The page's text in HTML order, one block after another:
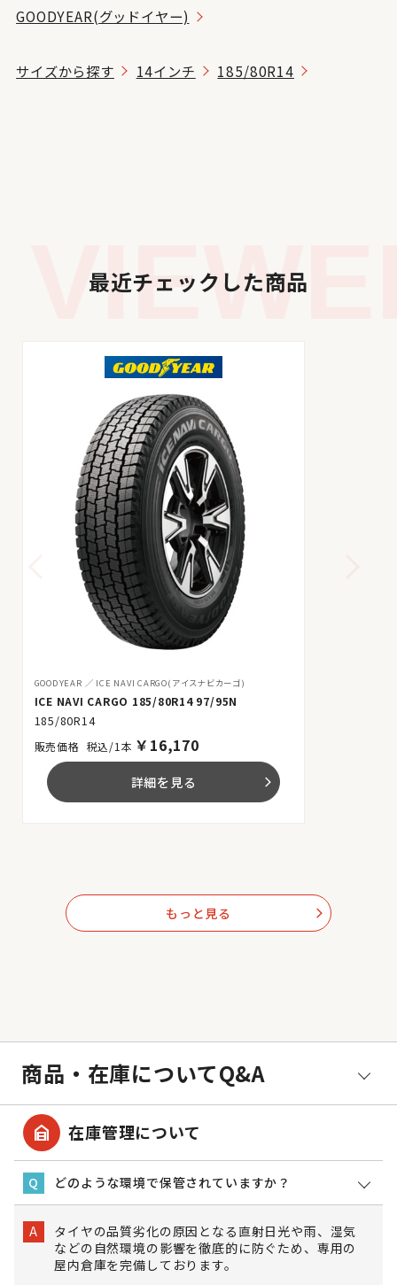
GOODYEAR(グッドイヤー)
サイズから探す 14インチ 185/80R14
最近チェックした商品
GOODYEAR ICE NAVI CARGO(アイスナビカーゴ)
ICE NAVI CARGO 185/80R14 97/95N
185/80R14
税込/1本 ￥ 16,170
詳細を見る arrow_forward_ios
もっと見る arrow_forward_ios
商品・在庫についてQ&A
garage_home 在庫管理について
Q どのような環境で保管されていますか？
A
タイヤの品質劣化の原因となる直射日光や雨、湿気
などの自然環境の影響を徹底的に防ぐため、専用の
屋内倉庫を完備しております。